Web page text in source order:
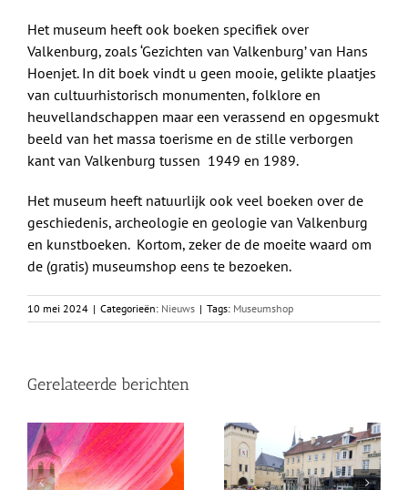
Het museum heeft ook boeken specifiek over
Valkenburg, zoals ‘Gezichten van Valkenburg’ van Hans
Hoenjet. In dit boek vindt u geen mooie, gelikte plaatjes
van cultuurhistorisch monumenten, folklore en
heuvellandschappen maar een verassend en opgesmukt
beeld van het massa toerisme en de stille verborgen
kant van Valkenburg tussen 1949 en 1989.
Het museum heeft natuurlijk ook veel boeken over de
geschiedenis, archeologie en geologie van Valkenburg
en kunstboeken. Kortom, zeker de de moeite waard om
de (gratis) museumshop eens te bezoeken.
10 mei 2024 | Categorieën: Nieuws | Tags: Museumshop
Gerelateerde berichten